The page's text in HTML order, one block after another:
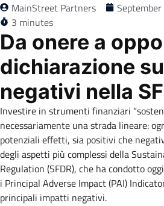
MainStreet Partners
3 minutes
Da onere a
dichiarazione
negativi nella
Investire in strumenti finanziari
necessariamente una strada lineare:
potenziali effetti, sia positivi che
degli aspetti più complessi della
Regulation (SFDR), che ha condotto
i Principal Adverse Impact (PAI)
principali impatti negativi.